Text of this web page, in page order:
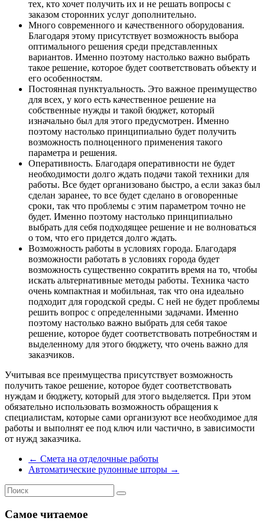
тех, кто хочет получить их и не решать вопросы с
заказом сторонних услуг дополнительно.
Много современного и качественного оборудования.
Благодаря этому присутствует возможность выбора
оптимального решения среди представленных
вариантов. Именно поэтому настолько важно выбрать
такое решение, которое будет соответствовать объекту и
его особенностям.
Постоянная пунктуальность. Это важное преимущество
для всех, у кого есть качественное решение на
собственные нужды и такой бюджет, который
изначально был для этого предусмотрен. Именно
поэтому настолько принципиально будет получить
возможность полноценного применения такого
параметра и решения.
Оперативность. Благодаря оперативности не будет
необходимости долго ждать подачи такой техники для
работы. Все будет организовано быстро, а если заказ был
сделан заранее, то все будет сделано в оговоренные
сроки, так что проблемы с этим параметром точно не
будет. Именно поэтому настолько принципиально
выбрать для себя подходящее решение и не волноваться
о том, что его придется долго ждать.
Возможность работы в условиях города. Благодаря
возможности работать в условиях города будет
возможность существенно сократить время на то, чтобы
искать альтернативные методы работы. Техника часто
очень компактная и мобильная, так что она идеально
подходит для городской среды. С ней не будет проблемы
решить вопрос с определенными задачами. Именно
поэтому настолько важно выбрать для себя такое
решение, которое будет соответствовать потребностям и
выделенному для этого бюджету, что очень важно для
заказчиков.
Учитывая все преимущества присутствует возможность
получить такое решение, которое будет соответствовать
нуждам и бюджету, который для этого выделяется. При этом
обязательно использовать возможность обращения к
специалистам, которые сами организуют все необходимое для
работы и выполнят ее под ключ или частично, в зависимости
от нужд заказчика.
← Смета на отделочные работы
Автоматические рулонные шторы →
Самое читаемое